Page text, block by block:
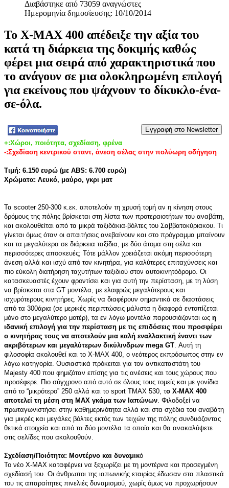
Διαβάστηκε από 73059 αναγνώστες
Ημερομηνία δημοσίευσης: 10/10/2014
To X-MAX 400 απέδειξε την αξία του
κατά τη διάρκεια της δοκιμής καθώς
φέρει μια σειρά από χαρακτηριστικά που
το ανάγουν σε μια ολοκληρωμένη επιλογή
για εκείνους που ψάχνουν το δίκυκλο-ένα-
σε-όλα.
Tweet
+:Χώροι, ποιότητα, σχεδίαση, φρένα
-:Σχεδίαση κεντρικού σταντ, άνεση σέλας στην πολύωρη οδήγηση
Τιμή: 6.150 ευρώ (με ABS: 6.700 ευρώ)
Χρώματα: Λευκό, μαύρο, γκρι ματ
Τα scooter 250-300 κ.εκ. αποτελούν τη χρυσή τομή αν η κίνηση στους
δρόμους της πόλης βρίσκεται στη λίστα των προτεραιοτήτων του αναβάτη,
και ακολουθείται από τα μικρά ταξιδάκια-βόλτες του Σαββατοκύριακου. Τι
γίνεται όμως όταν οι απαιτήσεις ανεβαίνουν και στο πρόγραμμα μπαίνουν
και τα μεγαλύτερα σε διάρκεια ταξίδια, με δύο άτομα στη σέλα και
περισσότερες αποσκευές; Τότε μάλλον χρειάζεται ακόμη περισσότερη
άνεση αλλά και ισχύ από τον κινητήρα, για καλύτερες επιταχύνσεις και
πιο εύκολη διατήρηση ταχυτήτων ταξιδιού στον αυτοκινητόδρομο. Οι
κατασκευαστές έχουν φροντίσει και για αυτή την περίσταση, με τη λύση
να βρίσκεται στα GT μοντέλα, με ελαφρώς μεγαλύτερους και
ισχυρότερους κινητήρες. Χωρίς να διαφέρουν σημαντικά σε διαστάσεις
από τα 300άρια (σε μερικές περιπτώσεις μάλιστα η διαφορά εντοπίζεται
μόνο στο μεγαλύτερο μοτέρ), τα εν λόγω μοντέλα παρουσιάζονται ως η
ιδανική επιλογή για την περίσταση με τις επιδόσεις που προσφέρει
ο κινητήρας τους να αποτελούν μια καλή εναλλακτική έναντι των
ακριβότερων και μεγαλύτερων δικύλινδρων mega GT. Αυτή τη
φιλοσοφία ακολουθεί και το X-MAX 400, ο νεότερος εκπρόσωπος στην εν
λόγω κατηγορία. Ουσιαστικά πρόκειται για τον αντικαταστάτη του
Majesty 400 που φημιζόταν επίσης για τις ανέσεις και τους χώρους που
προσέφερε. Πιο σύγχρονο από αυτό σε όλους τους τομείς και με γονίδια
από το “μικρότερο” 250 αλλά και το sport ΤΜΑΧ 530, το X-MAX 400
αποτελεί τη μέση στη ΜΑΧ γκάμα των Ιαπώνων. Φιλοδοξεί να
πρωταγωνιστήσει στην καθημερινότητα αλλά και στα σχέδια του αναβάτη
για μικρές και μεγάλες βόλτες εκτός των τειχών της πόλης συνδυάζοντας
θετικά στοιχεία και από τα δύο μοντέλα τα οποία και θα ανακαλύψετε
στις σελίδες που ακολουθούν.
Σχεδίαση/Ποιότητα: Μοντέρνο και δυναμικό
To νέο Χ-ΜΑΧ καταφέρνει να ξεχωρίζει με τη μοντέρνα και προσεγμένη
σχεδίασή του. Οι άνθρωποι της ιαπωνικής εταιρίας έδωσαν στα πλαστικά
του τις απαραίτητες πινελιές δυναμισμού, χωρίς όμως να προχωρήσουν